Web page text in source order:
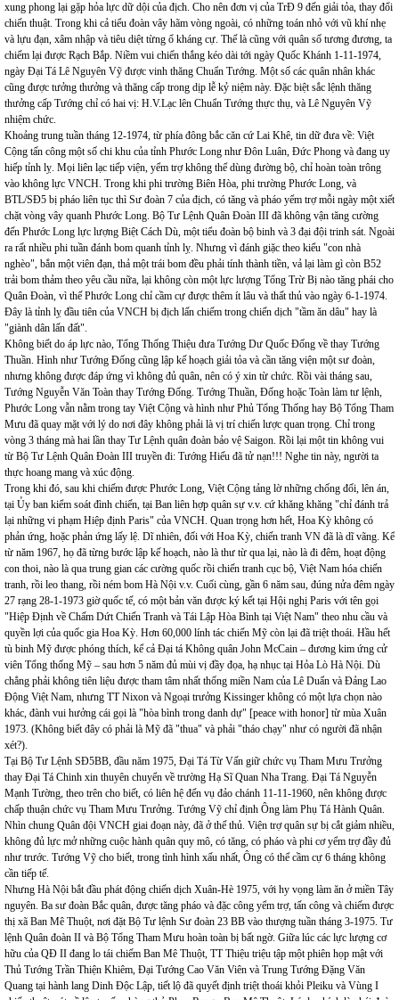
xung phong lại gặp hỏa lực dữ dội của địch. Cho nên đơn vị của TrĐ 9 đến giải tỏa, thay đổi
chiến thuật. Trong khi cả tiểu đoàn vây hãm vòng ngoài, có những toán nhỏ với vũ khí nhẹ
và lựu đạn, xâm nhập và tiêu diệt từng ổ kháng cự. Thế là cũng với quân số tương đương, ta
chiếm lại được Rạch Bắp. Niềm vui chiến thắng kéo dài tới ngày Quốc Khánh 1-11-1974,
ngày Đại Tá Lê Nguyên Vỹ được vinh thăng Chuẩn Tướng. Một số các quân nhân khác
cũng được tưởng thưởng và thăng cấp trong dịp lễ kỷ niệm này. Đặc biệt sắc lệnh thăng
thưởng cấp Tướng chỉ có hai vị: H.V.Lạc lên Chuẩn Tướng thực thụ, và Lê Nguyên Vỹ
nhiệm chức.
Khoảng trung tuần tháng 12-1974, từ phía đông bắc căn cứ Lai Khê, tin dữ đưa về: Việt
Cộng tấn công một số chi khu của tỉnh Phước Long như Đôn Luân, Đức Phong và đang uy
hiếp tỉnh lỵ. Mọi liên lạc tiếp viện, yểm trợ không thể dùng đường bộ, chỉ hoàn toàn trông
vào không lực VNCH. Trong khi phi trường Biên Hòa, phi trường Phước Long, và
BTL/SĐ5 bị pháo liên tục thì Sư đoàn 7 của địch, có tăng và pháo yểm trợ mỗi ngày một xiết
chặt vòng vây quanh Phước Long. Bộ Tư Lệnh Quân Đoàn III đã không vận tăng cường
đến Phước Long lực lượng Biệt Cách Dù, một tiểu đoàn bộ binh và 3 đại đội trinh sát. Ngoài
ra rất nhiều phi tuần đánh bom quanh tỉnh lỵ. Nhưng vì đánh giặc theo kiểu "con nhà
nghèo", bắn một viên đạn, thả một trái bom đều phải tính thành tiền, vả lại làm gì còn B52
trải bom thảm theo yêu cầu nữa, lại không còn một lực lượng Tổng Trừ Bị nào tăng phái cho
Quân Đoàn, vì thế Phước Long chỉ cầm cự được thêm ít lâu và thất thủ vào ngày 6-1-1974.
Đây là tỉnh lỵ đầu tiên của VNCH bị địch lấn chiếm trong chiến dịch "tầm ăn dâu" hay là
"giành dân lấn đất".
Không biết do áp lực nào, Tổng Thống Thiệu đưa Tướng Dư Quốc Đống về thay Tướng
Thuần. Hình như Tướng Đống cũng lập kế hoạch giải tỏa và cần tăng viện một sư đoàn,
nhưng không được đáp ứng vì không đủ quân, nên có ý xin từ chức. Rồi vài tháng sau,
Tướng Nguyễn Văn Toàn thay Tướng Đống. Tướng Thuần, Đống hoặc Toàn làm tư lệnh,
Phước Long vẫn nằm trong tay Việt Cộng và hình như Phủ Tổng Thống hay Bộ Tổng Tham
Mưu đã quay mặt với lý do nơi đây không phải là vị trí chiến lược quan trọng. Chỉ trong
vòng 3 tháng mà hai lần thay Tư Lệnh quân đoàn bảo vệ Saigon. Rồi lại một tin không vui
từ Bộ Tư Lệnh Quân Đoàn III truyền đi: Tướng Hiếu đã tử nạn!!! Nghe tin này, người ta
thực hoang mang và xúc động.
Trong khi đó, sau khi chiếm được Phước Long, Việt Cộng tảng lờ những chống đối, lên án,
tại Ủy ban kiểm soát đình chiến, tại Ban liên hợp quân sự v.v. cứ khăng khăng "chỉ đánh trả
lại những vi phạm Hiệp định Paris" của VNCH. Quan trọng hơn hết, Hoa Kỳ không có
phản ứng, hoặc phản ứng lấy lệ. Dĩ nhiên, đối với Hoa Kỳ, chiến tranh VN đã là dĩ vãng. Kể
từ năm 1967, họ đã từng bước lập kế hoạch, nào là thư từ qua lại, nào là đi đêm, hoạt động
con thoi, nào là qua trung gian các cường quốc rồi chiến tranh cục bộ, Việt Nam hóa chiến
tranh, rồi leo thang, rồi ném bom Hà Nội v.v. Cuối cùng, gần 6 năm sau, đúng nửa đêm ngày
27 rạng 28-1-1973 giờ quốc tế, có một bản văn được ký kết tại Hội nghị Paris với tên gọi
"Hiệp Định về Chấm Dứt Chiến Tranh và Tái Lập Hòa Bình tại Việt Nam" theo nhu cầu và
quyền lợi của quốc gia Hoa Kỳ. Hơn 60,000 lính tác chiến Mỹ còn lại đã triệt thoái. Hầu hết
tù binh Mỹ được phóng thích, kể cả Đại tá Không quân John McCain – đương kim ứng cử
viên Tổng thống Mỹ – sau hơn 5 năm đủ mùi vị đầy đọa, hạ nhục tại Hỏa Lò Hà Nội. Dù
chẳng phải không tiên liệu được tham tâm nhất thống miền Nam của Lê Duẩn và Đảng Lao
Động Việt Nam, nhưng TT Nixon và Ngoại trưởng Kissinger không có một lựa chọn nào
khác, đành vui hưởng cái gọi là "hòa bình trong danh dự" [peace with honor] từ mùa Xuân
1973. (Không biết đây có phải là Mỹ đã "thua" và phải "tháo chạy" như có người đã nhận
xét?).
Tại Bộ Tư Lệnh SĐ5BB, đầu năm 1975, Đại Tá Từ Vấn giữ chức vụ Tham Mưu Trưởng
thay Đại Tá Chinh xin thuyên chuyển về trường Hạ Sĩ Quan Nha Trang. Đại Tá Nguyễn
Mạnh Tường, theo trên cho biết, có liên hệ đến vụ đảo chánh 11-11-1960, nên không được
chấp thuận chức vụ Tham Mưu Trưởng. Tướng Vỹ chỉ định Ông làm Phụ Tá Hành Quân.
Nhìn chung Quân đội VNCH giai đoạn này, đã ở thế thủ. Viện trợ quân sự bị cắt giảm nhiều,
không đủ lực mở những cuộc hành quân quy mô, có tăng, có pháo và phi cơ yểm trợ đầy đủ
như trước. Tướng Vỹ cho biết, trong tình hình xấu nhất, Ông có thể cầm cự 6 tháng không
cần tiếp tế.
Nhưng Hà Nội bắt đầu phát động chiến dịch Xuân-Hè 1975, với hy vọng làm ăn ở miền Tây
nguyên. Ba sư đoàn Bắc quân, được tăng pháo và đặc công yểm trợ, tấn công và chiếm được
thị xã Ban Mê Thuột, nơi đặt Bộ Tư lệnh Sư đoàn 23 BB vào thượng tuần tháng 3-1975. Tư
lệnh Quân đoàn II và Bộ Tổng Tham Mưu hoàn toàn bị bất ngờ. Giữa lúc các lực lượng cơ
hữu của QĐ II đang lo tái chiếm Ban Mê Thuột, TT Thiệu triệu tập một phiên họp mật với
Thủ Tướng Trần Thiện Khiêm, Đại Tướng Cao Văn Viên và Trung Tướng Đặng Văn
Quang tại hành lang Dinh Độc Lập, tiết lộ đã quyết định triệt thoái khỏi Pleiku và Vùng I